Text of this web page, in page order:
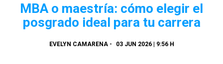
MBA o maestría: cómo elegir el
posgrado ideal para tu carrera
EVELYN CAMARENA- 03 JUN 2026 | 9:56 H